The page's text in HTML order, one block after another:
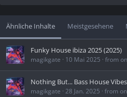
Ähnliche Inhalte Meistgesehene
Funky House ibiza 2025 (2025)
magikgate 10 Mai 2025 from
Nothing But... Bass House
magikgate 28 Jan. 2025 from